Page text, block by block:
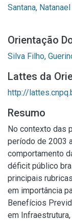
Santana,
Orientação
Silva Filho,
Lattes da
http://
Resumo
No contexto das
período de 2003
comportamento
déficit público
principais
em importância
Benefícios
em